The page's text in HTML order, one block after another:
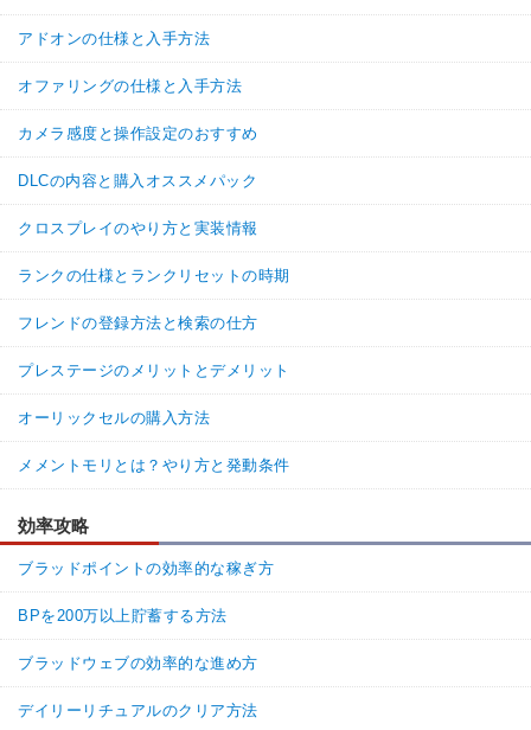
アドオンの仕様と入手方法
オファリングの仕様と入手方法
カメラ感度と操作設定のおすすめ
DLCの内容と購入オススメパック
クロスプレイのやり方と実装情報
ランクの仕様とランクリセットの時期
フレンドの登録方法と検索の仕方
プレステージのメリットとデメリット
オーリックセルの購入方法
メメントモリとは？やり方と発動条件
効率攻略
ブラッドポイントの効率的な稼ぎ方
BPを200万以上貯蓄する方法
ブラッドウェブの効率的な進め方
デイリーリチュアルのクリア方法